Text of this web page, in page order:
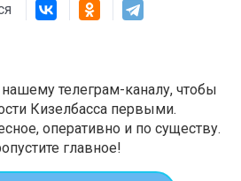
телеграм-каналу, чтобы
Кизелбасса первыми.
оперативно и по существу.
главное!